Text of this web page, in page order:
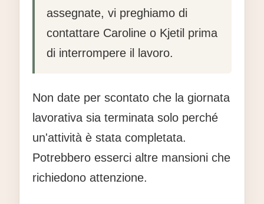
assegnate, vi preghiamo di
contattare Caroline o Kjetil prima
di interrompere il lavoro.
Non date per scontato che la giornata
lavorativa sia terminata solo perché
un'attività è stata completata.
Potrebbero esserci altre mansioni che
richiedono attenzione.